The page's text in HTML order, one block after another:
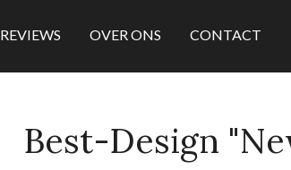
REVIEWS OVER ONS CONTACT
Best-Design